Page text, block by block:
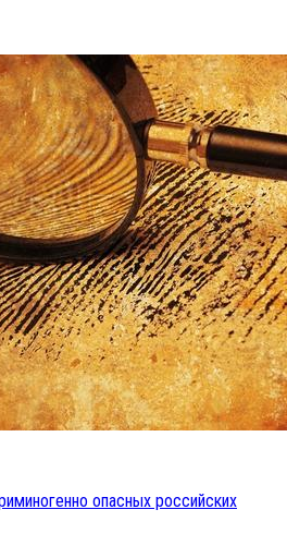
опасных российских